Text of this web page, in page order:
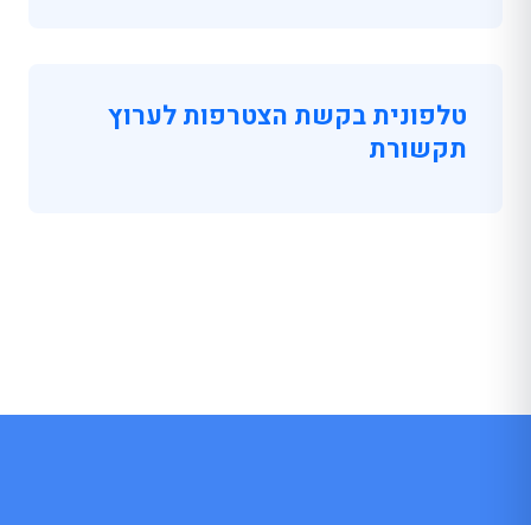
טלפונית בקשת הצטרפות לערוץ
תקשורת